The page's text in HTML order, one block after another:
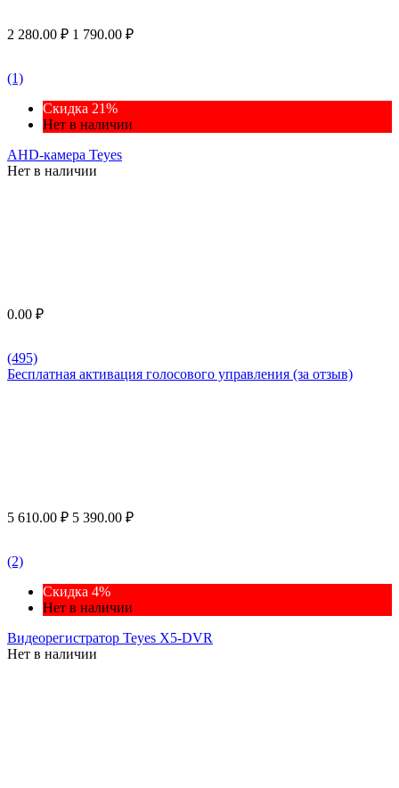
2 280.00 ₽ 1 790.00 ₽
(1)
Скидка 21%
Нет в наличии
AHD-камера Teyes
Нет в наличии
0.00 ₽
(495)
Бесплатная активация голосового управления (за отзыв)
5 610.00 ₽ 5 390.00 ₽
(2)
Скидка 4%
Нет в наличии
Видеорегистратор Teyes X5-DVR
Нет в наличии